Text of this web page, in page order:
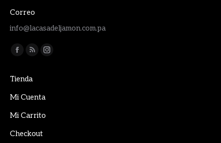
Correo
info@lacasadeljamon.com.pa
Encuéntranos en:
Facebook
opens
in
window
Rss
opens
in
window
Instagram
Tienda
Mi Cuenta
Mi Carrito
Checkout